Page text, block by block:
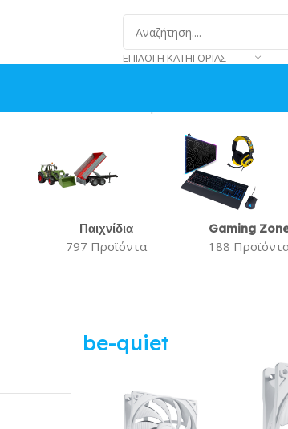
ΕΠΙΛΟΓΉ ΚΑΤΗΓΟΡΊΑΣ
Παιχνίδια
797 Προϊόντα
Gaming
188
be-quiet